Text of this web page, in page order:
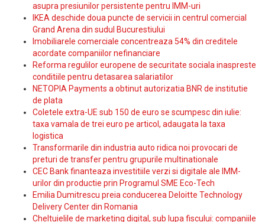
asupra presiunilor persistente pentru IMM-uri
IKEA deschide doua puncte de servicii in centrul comercial
Grand Arena din sudul Bucurestiului
Imobiliarele comerciale concentreaza 54% din creditele
acordate companiilor nefinanciare
Reforma regulilor europene de securitate sociala inaspreste
conditiile pentru detasarea salariatilor
NETOPIA Payments a obtinut autorizatia BNR de institutie
de plata
Coletele extra-UE sub 150 de euro se scumpesc din iulie:
taxa vamala de trei euro pe articol, adaugata la taxa
logistica
Transformarile din industria auto ridica noi provocari de
preturi de transfer pentru grupurile multinationale
CEC Bank finanteaza investitiile verzi si digitale ale IMM-
urilor din productie prin Programul SME Eco-Tech
Emilia Dumitrescu preia conducerea Deloitte Technology
Delivery Center din Romania
Cheltuielile de marketing digital, sub lupa fiscului: companiile